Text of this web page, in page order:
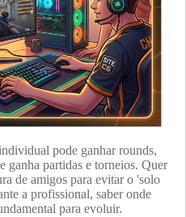
pode ganhar rounds,
ganha partidas e torneios. Quer
de amigos para evitar o 'solo
a profissional, saber onde
para evoluir.